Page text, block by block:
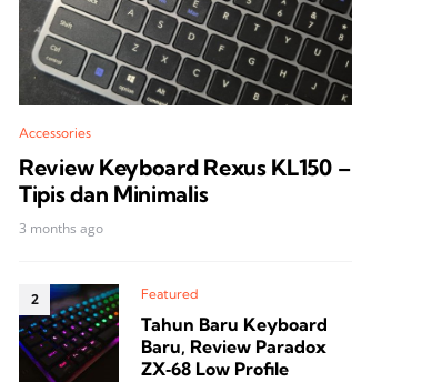
Accessories
Review Keyboard Rexus KL150 –
Tipis dan Minimalis
3 months ago
Featured
Tahun Baru Keyboard
Baru, Review Paradox
ZX‑68 Low Profile